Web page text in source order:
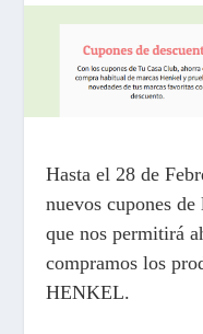
Hasta el 28 de
nuevos cupones de
que nos permitirá
compramos los
HENKEL.